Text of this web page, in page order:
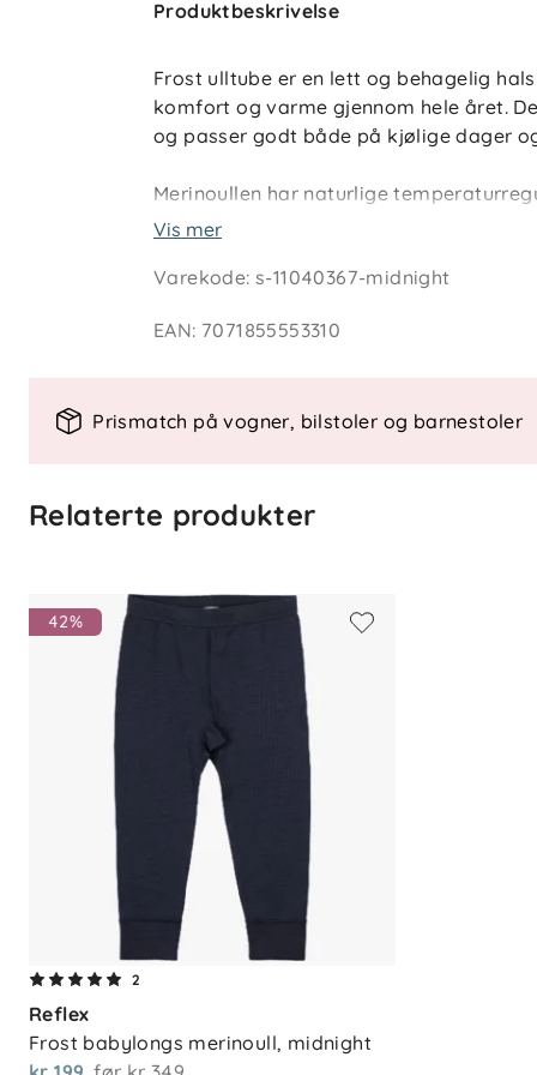
Produktbeskrivelse
Frost ulltube er en lett og behagelig
komfort og varme gjennom hele året.
og passer godt både på kjølige dager
Merinoullen har naturlige
holde en jevn kroppstemperatur,
lek ute, barnehage og tur.
Teknisk informasjon
Kløfri kvalitet tilpasset sensitiv
Varmer når det er kaldt og kjøler
Onesize
Leveres i fire fargekombinasjoner
OEKO-TEX® Standard 100, klasse 1
Mulesingfri ull, sertifisert og
for dyrevelferd, sosiale forhold
Materiale
100 % merinoull
Vedlikehold
Ulltuben vaskes på ullprogram. For å
det å vaske så sjelden som mulig,
mellom bruk. Dette forlenger levetiden
Vis mer
Varekode:s-11040367-midnight
EAN: 7071855553310
Prismatch på vogner, bilstoler og barnestoler
Relaterte produkter
42%
2
Reflex
Frost babylongs merinoull, midnight